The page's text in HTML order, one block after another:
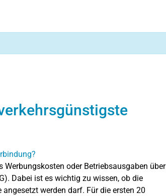
oder Betriebsausgaben über
Dabei ist es wichtig zu wissen, ob die
angesetzt werden darf. Für die ersten 20